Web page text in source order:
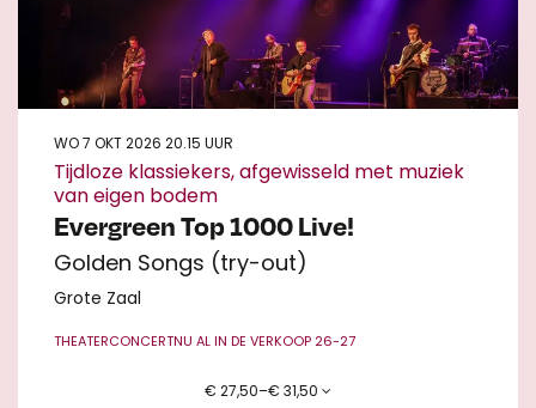
Evergreen Top 1000 Live!
Golden Songs (try-out)
Tijdloze klassiekers, afgewisseld met muziek
van eigen bodem
WO 7 OKT 2026 20.15 UUR
Grote Zaal
THEATERCONCERTNU AL IN DE VERKOOP 26-27
€ 27,50–€ 31,50